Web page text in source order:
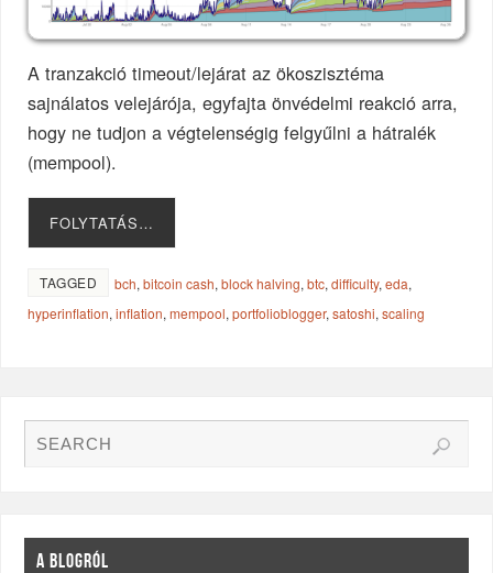
A tranzakció timeout/lejárat az ökoszisztéma
sajnálatos velejárója, egyfajta önvédelmi reakció arra,
hogy ne tudjon a végtelenségig felgyűlni a hátralék
(mempool).
FOLYTATÁS…
TAGGED bch,bitcoin cash,block halving,btc,difficulty,eda,
hyperinflation,inflation,mempool,portfolioblogger,satoshi,scaling
A BLOGRÓL